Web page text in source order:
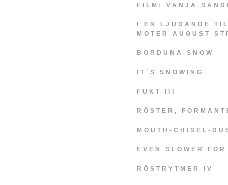
FILM: VANJA
I EN LJUDANDE
MÖTER AUGUST
BORDUNA SNOW
IT´S SNOWING
FUKT III
RÖSTER,
MOUTH-CHISEL-
EVEN SLOWER
RÖSTRYTMER IV